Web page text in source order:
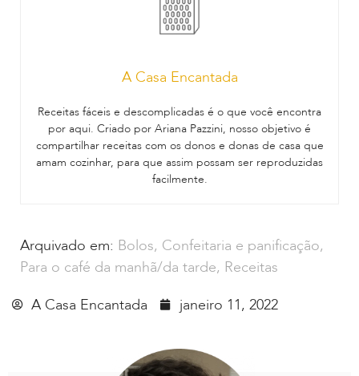
A Casa Encantada
Receitas fáceis e descomplicadas é o que você encontra
por aqui. Criado por Ariana Pazzini, nosso objetivo é
compartilhar receitas com os donos e donas de casa que
amam cozinhar, para que assim possam ser reproduzidas
facilmente.
Arquivado em: Bolos, Confeitaria e panificação,
Para o café da manhã/da tarde, Receitas
A Casa Encantada
janeiro 11, 2022